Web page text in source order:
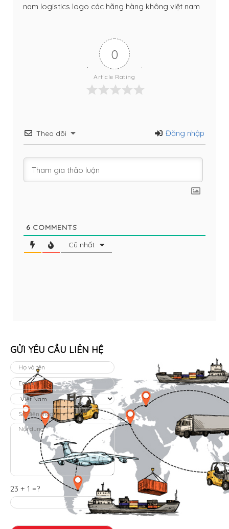
nam logistics logo các hãng hàng không việt nam
0
Article Rating
Theo dõi Đăng nhập
6 COMMENTS
Cũ nhất
GỬI YÊU CẦU LIÊN HỆ
23 + 1 =?